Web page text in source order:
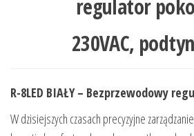
regulator
230VAC,
R-8LED BIAŁY – Bezprzewodowy
W dzisiejszych czasach precyzyjne